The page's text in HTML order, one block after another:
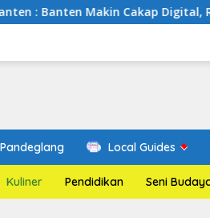
Cakap Digital, Relawan TIK
Local Guides
Kuliner Pendidikan Seni